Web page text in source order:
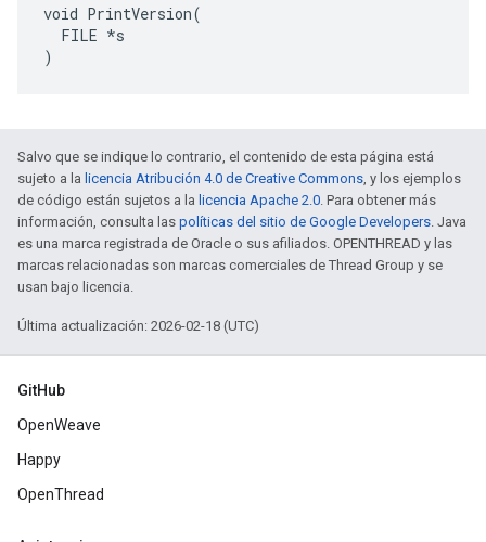
void PrintVersion(
  FILE *s
)
Salvo que se indique lo contrario, el contenido de esta página está
sujeto a la licencia Atribución 4.0 de Creative Commons, y los ejemplos
de código están sujetos a la licencia Apache 2.0. Para obtener más
información, consulta las políticas del sitio de Google Developers. Java
es una marca registrada de Oracle o sus afiliados. OPENTHREAD y las
marcas relacionadas son marcas comerciales de Thread Group y se
usan bajo licencia.
Última actualización: 2026-02-18 (UTC)
GitHub
OpenWeave
Happy
OpenThread